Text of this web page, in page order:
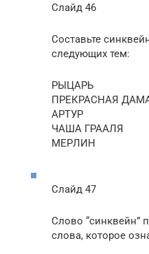
Слайд 46
Составьте
следующих тем:
РЫЦАРЬ
ПРЕКРАСНАЯ
АРТУР
ЧАША ГРААЛЯ
МЕРЛИН
Слайд 47
Слово “синквейн”
слова, которое